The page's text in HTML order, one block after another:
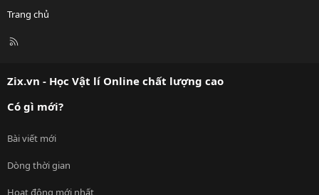
Trang chủ
R
Zix.vn - Học Vật lí Online chất lượng cao
Có gì mới?
Bài viết mới
Dòng thời gian
Hoạt động mới nhất